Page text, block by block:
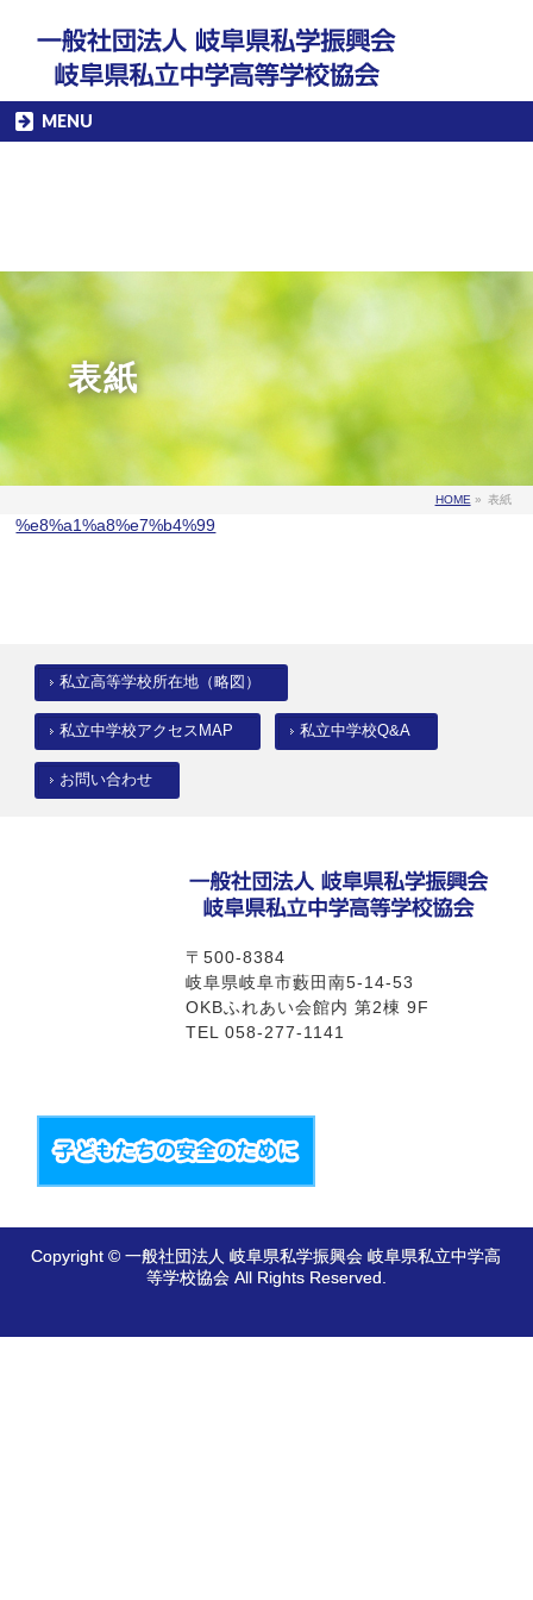
MENU
表紙
HOME » 表紙
%e8%a1%a8%e7%b4%99
私立高等学校所在地（略図）
私立中学校アクセスMAP 私立中学校Q&A
お問い合わせ
〒500-8384
岐阜県岐阜市藪田南5-14-53
OKBふれあい会館内 第2棟 9F
TEL 058-277-1141
Copyright © 一般社団法人 岐阜県私学振興会 岐阜県私立中学高
等学校協会 All Rights Reserved.